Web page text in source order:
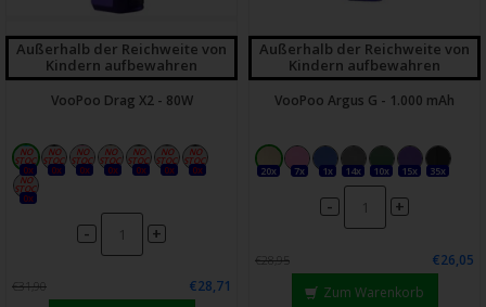
Außerhalb der Reichweite von
Kindern aufbewahren
VooPoo Drag X2 - 80W
0x 0x 0x 0x 0x 0x 0x
0x
- +
€31,90
€28,71
Außerhalb der Reichweite von
Kindern aufbewahren
VooPoo Argus G - 1.000 mAh
20x 7x 1x 14x 10x 15x 35x
- +
€28,95
€26,05
Zum Warenkorb